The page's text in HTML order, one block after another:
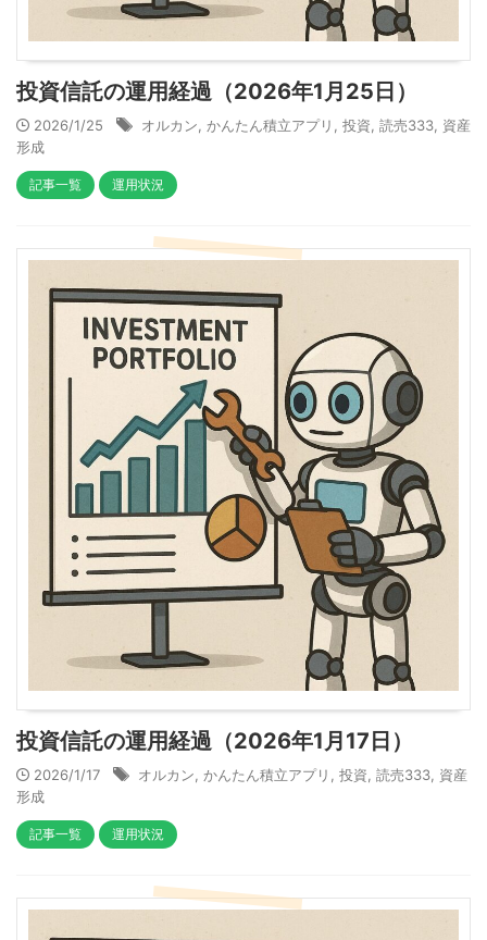
投資信託の運用経過（2026年1月25日）
2026/1/25 オルカン かんたん積立アプリ 投資 読売333 資産
形成
記事一覧 運用状況
投資信託の運用経過（2026年1月17日）
2026/1/17 オルカン かんたん積立アプリ 投資 読売333 資産
形成
記事一覧 運用状況